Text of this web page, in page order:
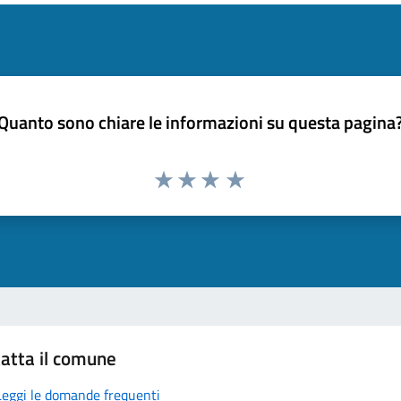
sono chiare le informazioni su questa
il comune
le domande frequenti